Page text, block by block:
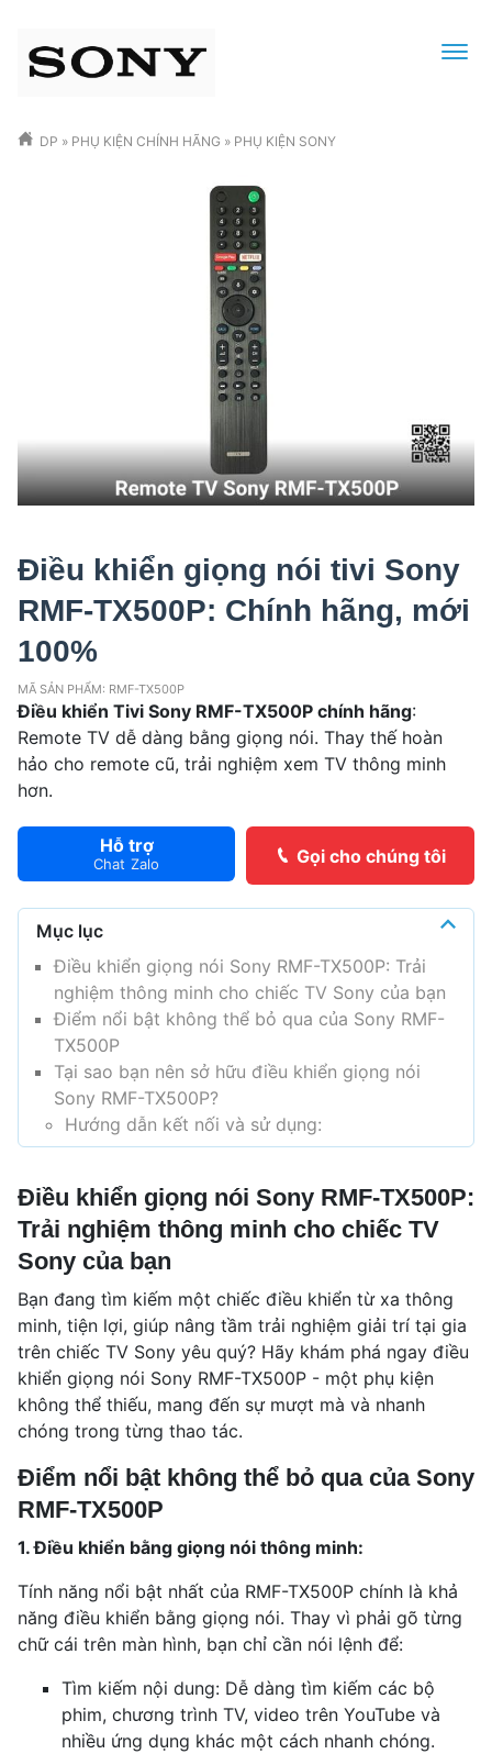
DP » PHỤ KIỆN CHÍNH HÃNG » PHỤ KIỆN SONY
Điều khiển giọng nói tivi Sony
RMF-TX500P: Chính hãng, mới
100%
MÃ SẢN PHẨM: RMF-TX500P
Điều khiển Tivi Sony RMF-TX500P chính hãng:
Remote TV dễ dàng bằng giọng nói. Thay thế hoàn
hảo cho remote cũ, trải nghiệm xem TV thông minh
hơn.
Gọi cho chúng tôi
Hỗ trợ
Chat Zalo
Mục lục
Điều khiển giọng nói Sony RMF-TX500P: Trải
nghiệm thông minh cho chiếc TV Sony của bạn
Điểm nổi bật không thể bỏ qua của Sony RMF-
TX500P
Tại sao bạn nên sở hữu điều khiển giọng nói
Sony RMF-TX500P?
Hướng dẫn kết nối và sử dụng:
Điều khiển giọng nói Sony RMF-TX500P:
Trải nghiệm thông minh cho chiếc TV
Sony của bạn
Bạn đang tìm kiếm một chiếc điều khiển từ xa thông
minh, tiện lợi, giúp nâng tầm trải nghiệm giải trí tại gia
trên chiếc TV Sony yêu quý? Hãy khám phá ngay điều
khiển giọng nói Sony RMF-TX500P - một phụ kiện
không thể thiếu, mang đến sự mượt mà và nhanh
chóng trong từng thao tác.
Điểm nổi bật không thể bỏ qua của Sony
RMF-TX500P
1. Điều khiển bằng giọng nói thông minh:
Tính năng nổi bật nhất của RMF-TX500P chính là khả
năng điều khiển bằng giọng nói. Thay vì phải gõ từng
chữ cái trên màn hình, bạn chỉ cần nói lệnh để:
Tìm kiếm nội dung: Dễ dàng tìm kiếm các bộ
phim, chương trình TV, video trên YouTube và
nhiều ứng dụng khác một cách nhanh chóng.